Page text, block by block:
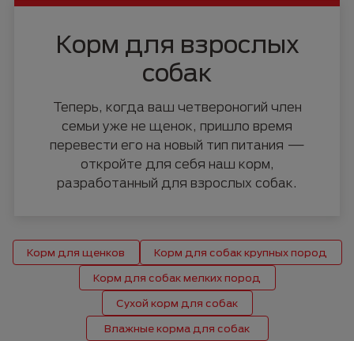
Корм для взрослых
собак
Теперь, когда ваш четвероногий член
семьи уже не щенок, пришло время
перевести его на новый тип питания —
откройте для себя наш корм,
разработанный для взрослых собак.
Корм для щенков
Корм для собак крупных пород
Корм для собак мелких пород
Сухой корм для собак
Влажные корма для собак